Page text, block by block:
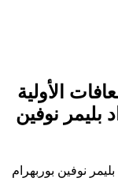
الأولية
بليمر نوفين
بليمر نوفين بوربهرام